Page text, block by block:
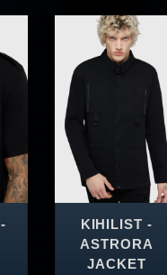
KIHILIST -
ASTRORA
JACKET